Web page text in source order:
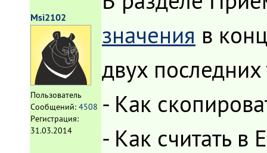
Msi2102
Пользователь
Сообщений: 4508
Регистрация:
31.03.2014
значения в
двух последних
- Как
- Как считать в